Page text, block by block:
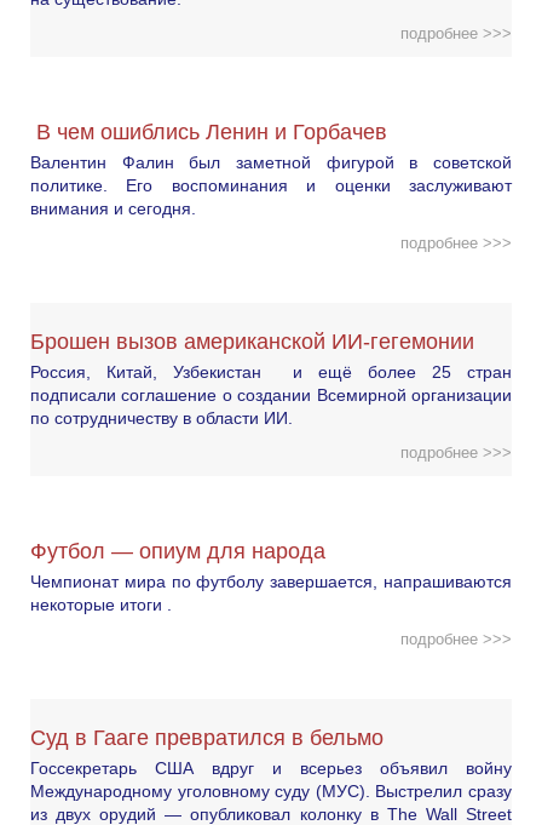
подробнее >>>
В чем ошиблись Ленин и Горбачев
Валентин Фалин был заметной фигурой в советской
политике. Его воспоминания и оценки заслуживают
внимания и сегодня.
подробнее >>>
Брошен вызов американской ИИ-гегемонии
Россия, Китай, Узбекистан и ещё более 25 стран
подписали соглашение о создании Всемирной организации
по сотрудничеству в области ИИ.
подробнее >>>
Футбол — опиум для народа
Чемпионат мира по футболу завершается, напрашиваются
некоторые итоги .
подробнее >>>
Суд в Гааге превратился в бельмо
Госсекретарь США вдруг и всерьез объявил войну
Международному уголовному суду (МУС). Выстрелил сразу
из двух орудий — опубликовал колонку в The Wall Street